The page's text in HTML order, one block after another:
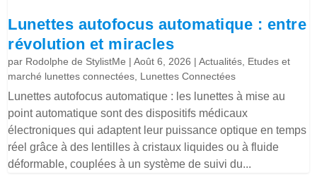
Lunettes autofocus automatique : entre
révolution et miracles
par Rodolphe de StylistMe |Août 6, 2026 |Actualités Etudes et
marché lunettes connectées Lunettes Connectées
Lunettes autofocus automatique : les lunettes à mise au
point automatique sont des dispositifs médicaux
électroniques qui adaptent leur puissance optique en temps
réel grâce à des lentilles à cristaux liquides ou à fluide
déformable, couplées à un système de suivi du...